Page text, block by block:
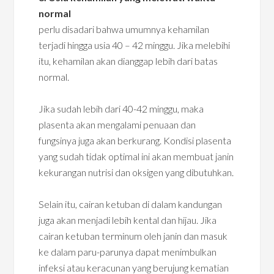
normal
perlu disadari bahwa umumnya kehamilan
terjadi hingga usia 40 – 42 minggu. Jika melebihi
itu, kehamilan akan dianggap lebih dari batas
normal.
Jika sudah lebih dari 40-42 minggu, maka
plasenta akan mengalami penuaan dan
fungsinya juga akan berkurang. Kondisi plasenta
yang sudah tidak optimal ini akan membuat janin
kekurangan nutrisi dan oksigen yang dibutuhkan.
Selain itu, cairan ketuban di dalam kandungan
juga akan menjadi lebih kental dan hijau. Jika
cairan ketuban terminum oleh janin dan masuk
ke dalam paru-parunya dapat menimbulkan
infeksi atau keracunan yang berujung kematian